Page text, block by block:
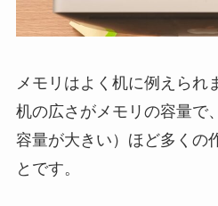
メモリはよく机に例えられ
机の広さがメモリの容量で
容量が大きい）ほど多くの
とです。